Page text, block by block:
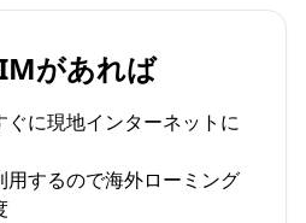
があれば
ぐに現地インターネットに
用するので海外ローミング